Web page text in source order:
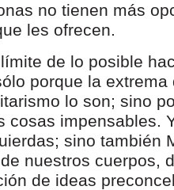
no tienen más
les ofrecen.
de lo posible
porque la extrema
lo son; sino
cosas impensables.
sino también
nuestros cuerpos,
de ideas